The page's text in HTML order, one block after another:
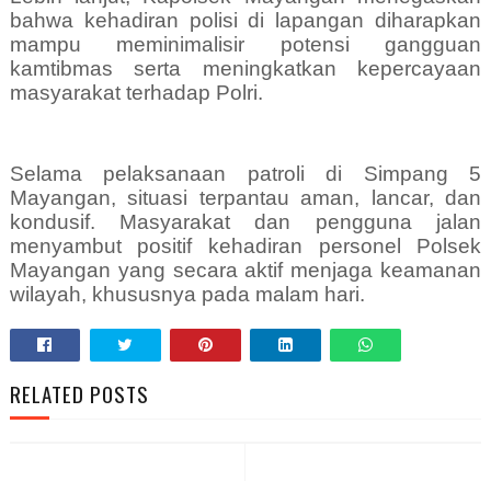
bahwa kehadiran polisi di lapangan diharapkan
mampu meminimalisir potensi gangguan
kamtibmas serta meningkatkan kepercayaan
masyarakat terhadap Polri.
Selama pelaksanaan patroli di Simpang 5
Mayangan, situasi terpantau aman, lancar, dan
kondusif. Masyarakat dan pengguna jalan
menyambut positif kehadiran personel Polsek
Mayangan yang secara aktif menjaga keamanan
wilayah, khususnya pada malam hari.
RELATED POSTS